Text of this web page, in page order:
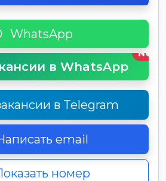
WhatsApp
в WhatsApp
New
в Telegram
email
номер